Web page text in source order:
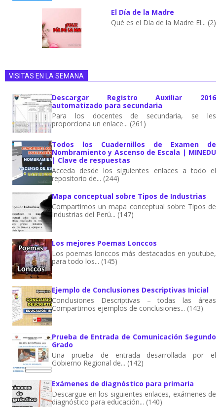
El Día de la Madre
Qué es el Día de la Madre El... (2)
VISITAS EN LA SEMANA
Descargar Registro Auxiliar 2016
automatizado para secundaria
Para los docentes de secundaria, se les
proporciona un enlace... (261)
Todos los Cuadernillos de Examen de
Nombramiento y Ascenso de Escala | MINEDU
| Clave de respuestas
Acceda desde los siguientes enlaces a todo el
repositorio de... (244)
Mapa conceptual sobre Tipos de Industrias
Compartimos un mapa conceptual sobre Tipos de
Industrias del Perú... (147)
Los mejores Poemas Lonccos
Los poemas lonccos más destacados en youtube,
para todo los... (145)
Ejemplo de Conclusiones Descriptivas Inicial
Conclusiones Descriptivas – todas las áreas
Compartimos ejemplos de conclusiones... (143)
Prueba de Entrada de Comunicación Segundo
Grado
Una prueba de entrada desarrollada por el
Gobierno Regional de... (142)
Exámenes de diagnóstico para primaria
Descargue en los siguientes enlaces, exámenes de
diagnóstico para educación... (140)